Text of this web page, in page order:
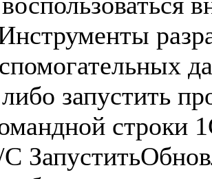
запустить
строки